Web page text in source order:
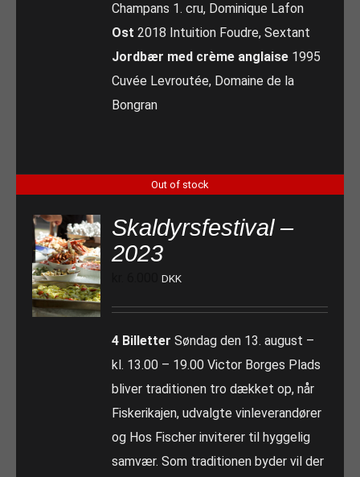
Champans 1. cru, Dominique Lafon
Ost 2018 Intuition Foudre, Sextant
Jordbær med crème anglaise 1995
Cuvée Levroutée, Domaine de la
Bongran
Out of stock
Skaldyrsfestival –
2023
DKK
4 Billetter Søndag den 13. august –
kl. 13.00 – 19.00 Victor Borges Plads
bliver traditionen tro dækket op, når
Fiskerikajen, udvalgte vinleverandører
og Hos Fischer inviterer til hyggelig
samvær. Som traditionen byder vil der